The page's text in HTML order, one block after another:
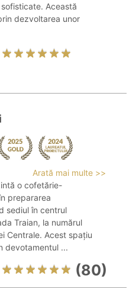
Această
dezvoltarea unor
Arată mai multe >>
o cofetărie-
prepararea
sediul în centrul
Traian, la numărul
Centrale. Acest spațiu
devotamentul ...
(80)